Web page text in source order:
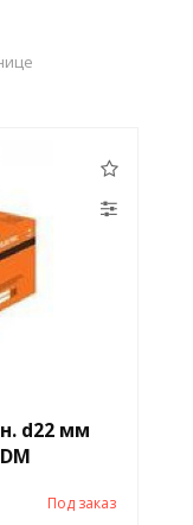
d22 мм
Под заказ